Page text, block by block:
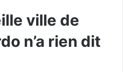
ville de
n’a rien dit